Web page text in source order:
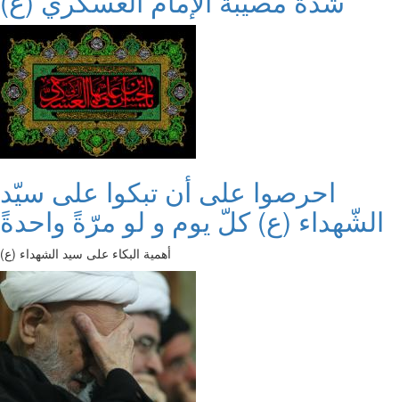
احرصوا على أن تبكوا على سيّد
الشّهداء (ع) كلّ يوم و لو مرّةً واحدةً
أهمية البكاء على سيد الشهداء (ع)